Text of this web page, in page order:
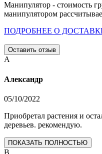
Манипулятор - стоимость
манипулятором
ПОДРОБНЕЕ О
Оставить отзыв
А
Александр
05/10/2022
Приобретал растения и
деревьев. рекомендую.
ПОКАЗАТЬ ПОЛНОСТЬЮ
В